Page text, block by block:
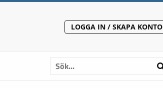
LOGGA IN / SKAPA KONTO